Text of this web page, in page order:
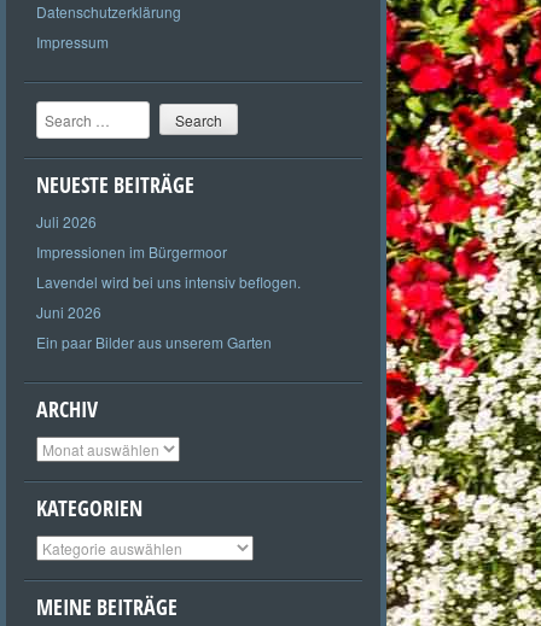
Datenschutzerklärung
Impressum
Search
NEUESTE BEITRÄGE
Juli 2026
Impressionen im Bürgermoor
Lavendel wird bei uns intensiv beflogen.
Juni 2026
Ein paar Bilder aus unserem Garten
ARCHIV
Archiv
KATEGORIEN
Kategorien
MEINE BEITRÄGE